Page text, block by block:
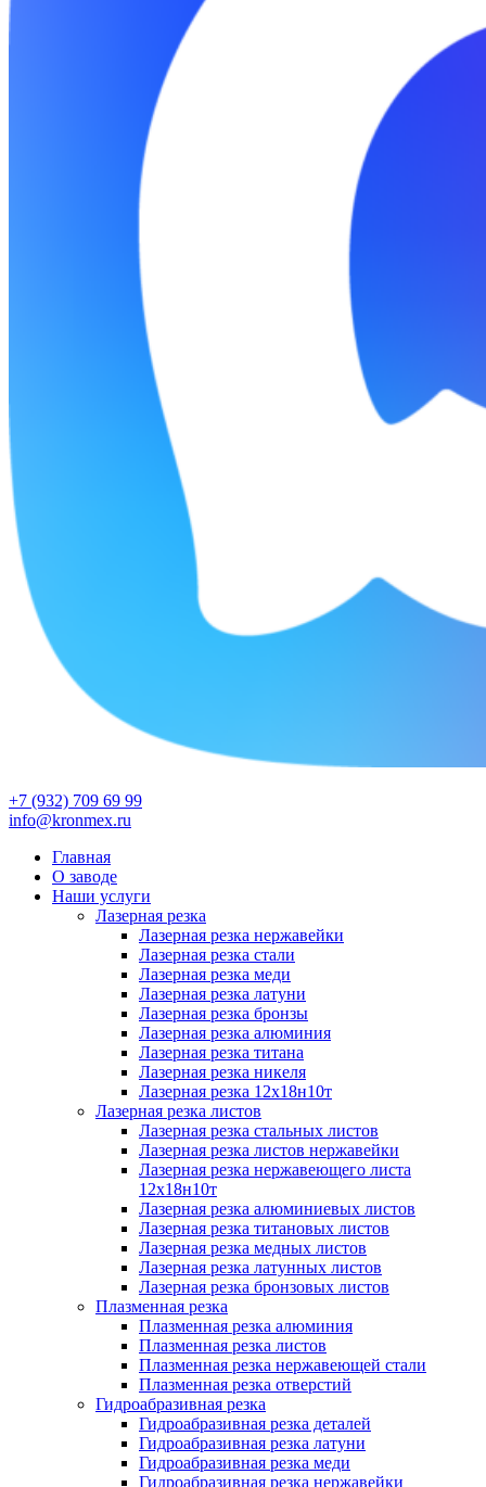
+7 (932) 709 69 99
info@kronmex.ru
Главная
О заводе
Наши услуги
Лазерная резка
Лазерная резка нержавейки
Лазерная резка стали
Лазерная резка меди
Лазерная резка латуни
Лазерная резка бронзы
Лазерная резка алюминия
Лазерная резка титана
Лазерная резка никеля
Лазерная резка 12х18н10т
Лазерная резка листов
Лазерная резка стальных листов
Лазерная резка листов нержавейки
Лазерная резка нержавеющего листа
12х18н10т
Лазерная резка алюминиевых листов
Лазерная резка титановых листов
Лазерная резка медных листов
Лазерная резка латунных листов
Лазерная резка бронзовых листов
Плазменная резка
Плазменная резка алюминия
Плазменная резка листов
Плазменная резка нержавеющей стали
Плазменная резка отверстий
Гидроабразивная резка
Гидроабразивная резка деталей
Гидроабразивная резка латуни
Гидроабразивная резка меди
Гидроабразивная резка нержавейки